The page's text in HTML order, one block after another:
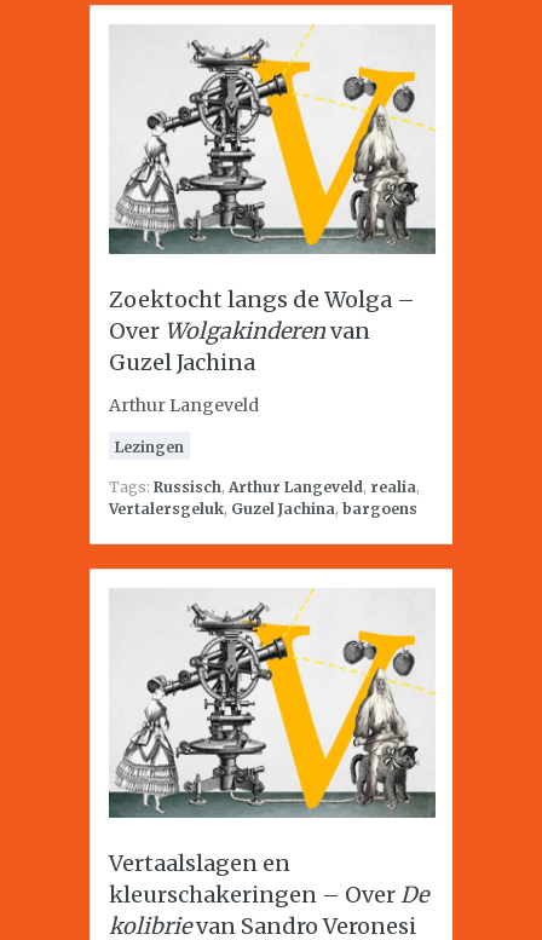
Zoektocht langs de Wolga –
Over Wolgakinderenvan
Guzel Jachina
Arthur Langeveld
Lezingen
Tags: Russisch, Arthur Langeveld, realia,
Vertalersgeluk, Guzel Jachina, bargoens
Vertaalslagen en
kleurschakeringen – OverDe
kolibrievan Sandro Veronesi